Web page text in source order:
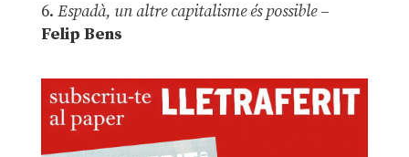
6. Espadà, un altre capitalisme és possible –
Felip Bens